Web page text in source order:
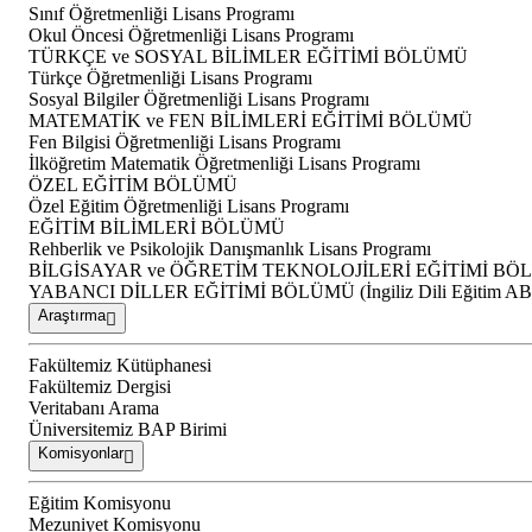
Sınıf Öğretmenliği Lisans Programı
Okul Öncesi Öğretmenliği Lisans Programı
TÜRKÇE ve SOSYAL BİLİMLER EĞİTİMİ BÖLÜMÜ
Türkçe Öğretmenliği Lisans Programı
Sosyal Bilgiler Öğretmenliği Lisans Programı
MATEMATİK ve FEN BİLİMLERİ EĞİTİMİ BÖLÜMÜ
Fen Bilgisi Öğretmenliği Lisans Programı
İlköğretim Matematik Öğretmenliği Lisans Programı
ÖZEL EĞİTİM BÖLÜMÜ
Özel Eğitim Öğretmenliği Lisans Programı
EĞİTİM BİLİMLERİ BÖLÜMÜ
Rehberlik ve Psikolojik Danışmanlık Lisans Programı
BİLGİSAYAR ve ÖĞRETİM TEKNOLOJİLERİ EĞİTİMİ
YABANCI DİLLER EĞİTİMİ BÖLÜMÜ (İngiliz Dili Eğitim
Araştırma
Fakültemiz Kütüphanesi
Fakültemiz Dergisi
Veritabanı Arama
Üniversitemiz BAP Birimi
Komisyonlar
Eğitim Komisyonu
Mezuniyet Komisyonu